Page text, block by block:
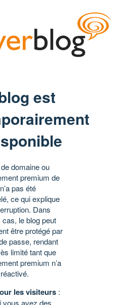
est
domaine ou
premium de
pas été
ce qui explique
Dans
le blog peut
être protégé par
passe, rendant
limité tant que
premium n’a
les visiteurs :
vous avez des